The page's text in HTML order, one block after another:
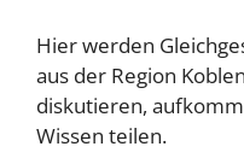
Hier werden
aus der Region
diskutieren,
Wissen teilen.